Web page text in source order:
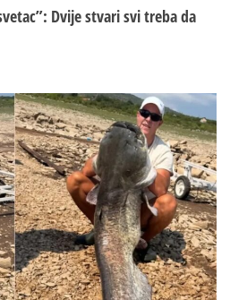
Dvije stvari svi treba da